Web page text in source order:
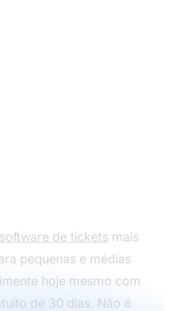
software de tickets mais
pequenas e médias
hoje mesmo com
de 30 dias. Não é